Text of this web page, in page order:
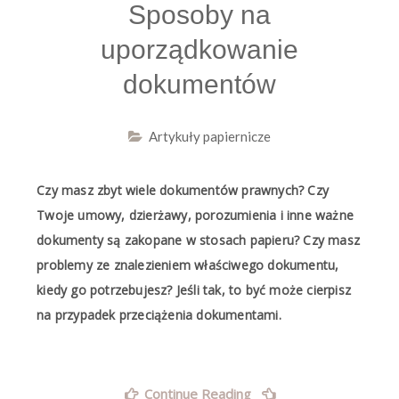
Sposoby na
uporządkowanie
dokumentów
Artykuły papiernicze
Czy masz zbyt wiele dokumentów prawnych? Czy
Twoje umowy, dzierżawy, porozumienia i inne ważne
dokumenty są zakopane w stosach papieru? Czy masz
problemy ze znalezieniem właściwego dokumentu,
kiedy go potrzebujesz? Jeśli tak, to być może cierpisz
na przypadek przeciążenia dokumentami.
Continue Reading „Sposoby